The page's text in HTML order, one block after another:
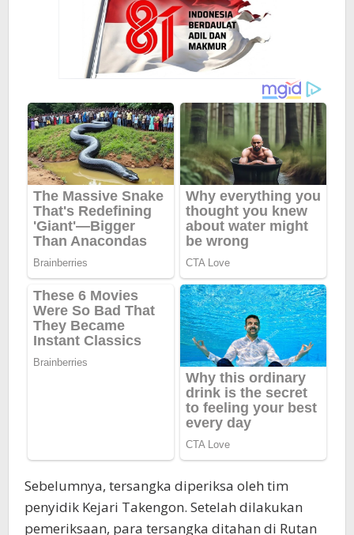
Sebelumnya, tersangka diperiksa oleh tim
penyidik Kejari Takengon. Setelah dilakukan
pemeriksaan, para tersangka ditahan di Rutan